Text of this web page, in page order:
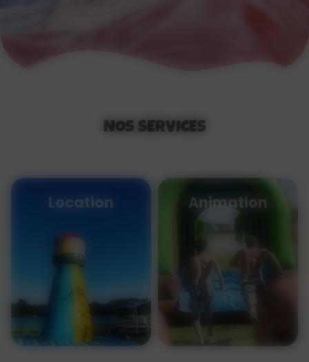
NOS SERVICES
Location Animation